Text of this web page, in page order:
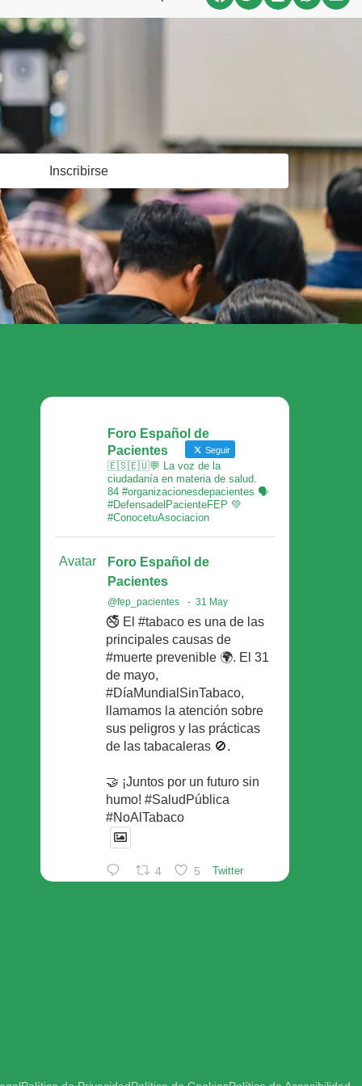
Inscribirse
Foro Español de
Pacientes
Seguir
🇪🇸🇪🇺💬 La voz de la
ciudadanía en materia de salud.
84 #organizacionesdepacientes 🗣
#DefensadelPacienteFEP 💚
#ConocetuAsociacion
Avatar
Foro Español de
Pacientes
@fep_pacientes · 31 May
🚭 El #tabaco es una de las
principales causas de
#muerte prevenible 🌍. El 31
de mayo,
#DíaMundialSinTabaco,
llamamos la atención sobre
sus peligros y las prácticas
de las tabacaleras 🚫.
🤝 ¡Juntos por un futuro sin
humo! #SaludPública
#NoAlTabaco
4 5 Twitter